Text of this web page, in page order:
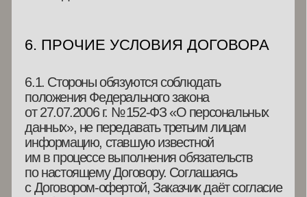
СОБЫТИЯ
О НАС
РЕЗИДЕНЦИЯ
TG: @AACADEMY19
ГАЛЕРЕЯ